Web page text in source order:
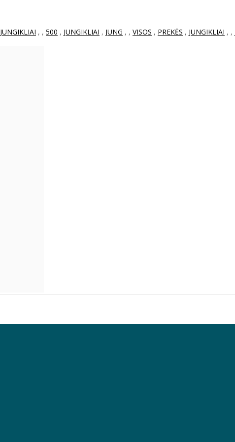
JUNGIKLIAI , , 500 , JUNGIKLIAI , JUNG , , VISOS , PREKĖS , JUNGIKLIAI , ,